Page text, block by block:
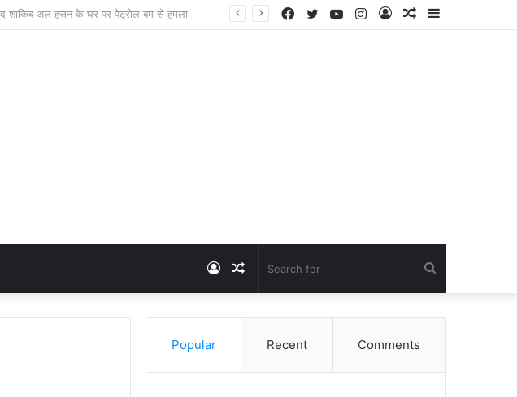
Sidebar
Random
Log
Instagram
YouTube
Twitter
Facebook
for
Random
Article
Log
In
Popular Recent Comments